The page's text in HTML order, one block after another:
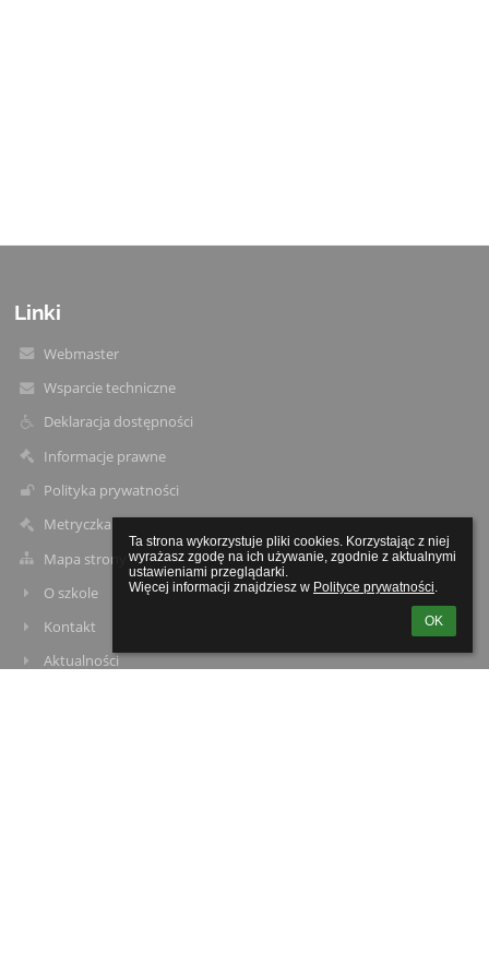
Ta strona wykorzystuje pliki cookies. Korzystając z niej
wyrażasz zgodę na ich używanie, zgodnie z aktualnymi
ustawieniami przeglądarki.
Więcej informacji znajdziesz w Polityce prywatności.
OK
Linki
Webmaster
Wsparcie techniczne
Deklaracja dostępności
Informacje prawne
Polityka prywatności
Metryczka
Mapa strony
O szkole
Kontakt
Aktualności